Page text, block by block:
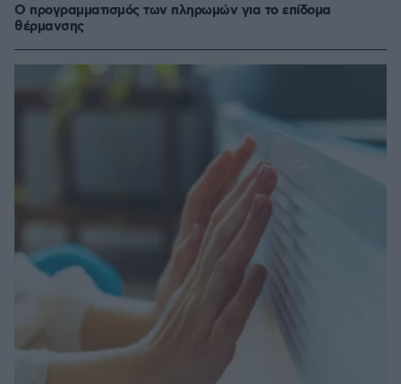
Ο προγραμματισμός των πληρωμών για το επίδομα
θέρμανσης